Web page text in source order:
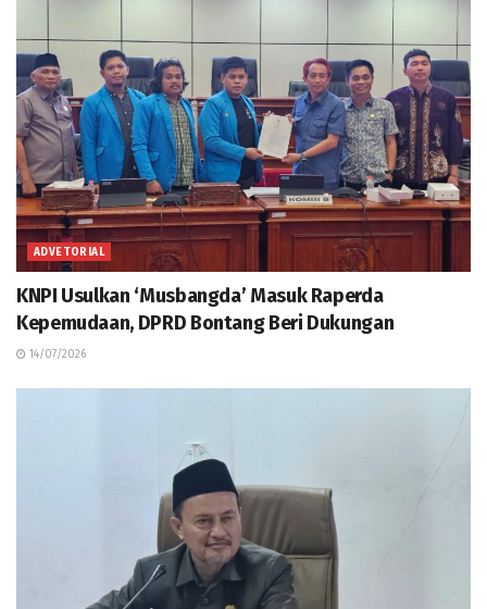
ADVETORIAL
KNPI Usulkan ‘Musbangda’ Masuk Raperda
Kepemudaan, DPRD Bontang Beri Dukungan
14/07/2026